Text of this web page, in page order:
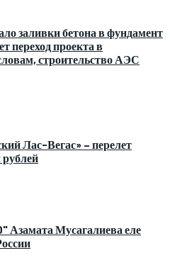
заливки бетона в фундамент
переход проекта в
строительство АЭС
Лас-Вегас» – перелет
Мусагалиева еле